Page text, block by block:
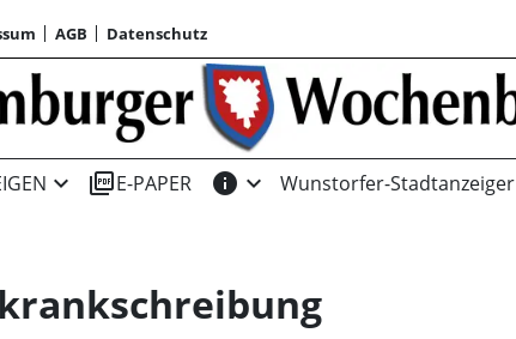
AGB Datenschutz
expand_more picture_as_pdfE-PAPER info expand_more Wunstorfer-Stadtanzeiger